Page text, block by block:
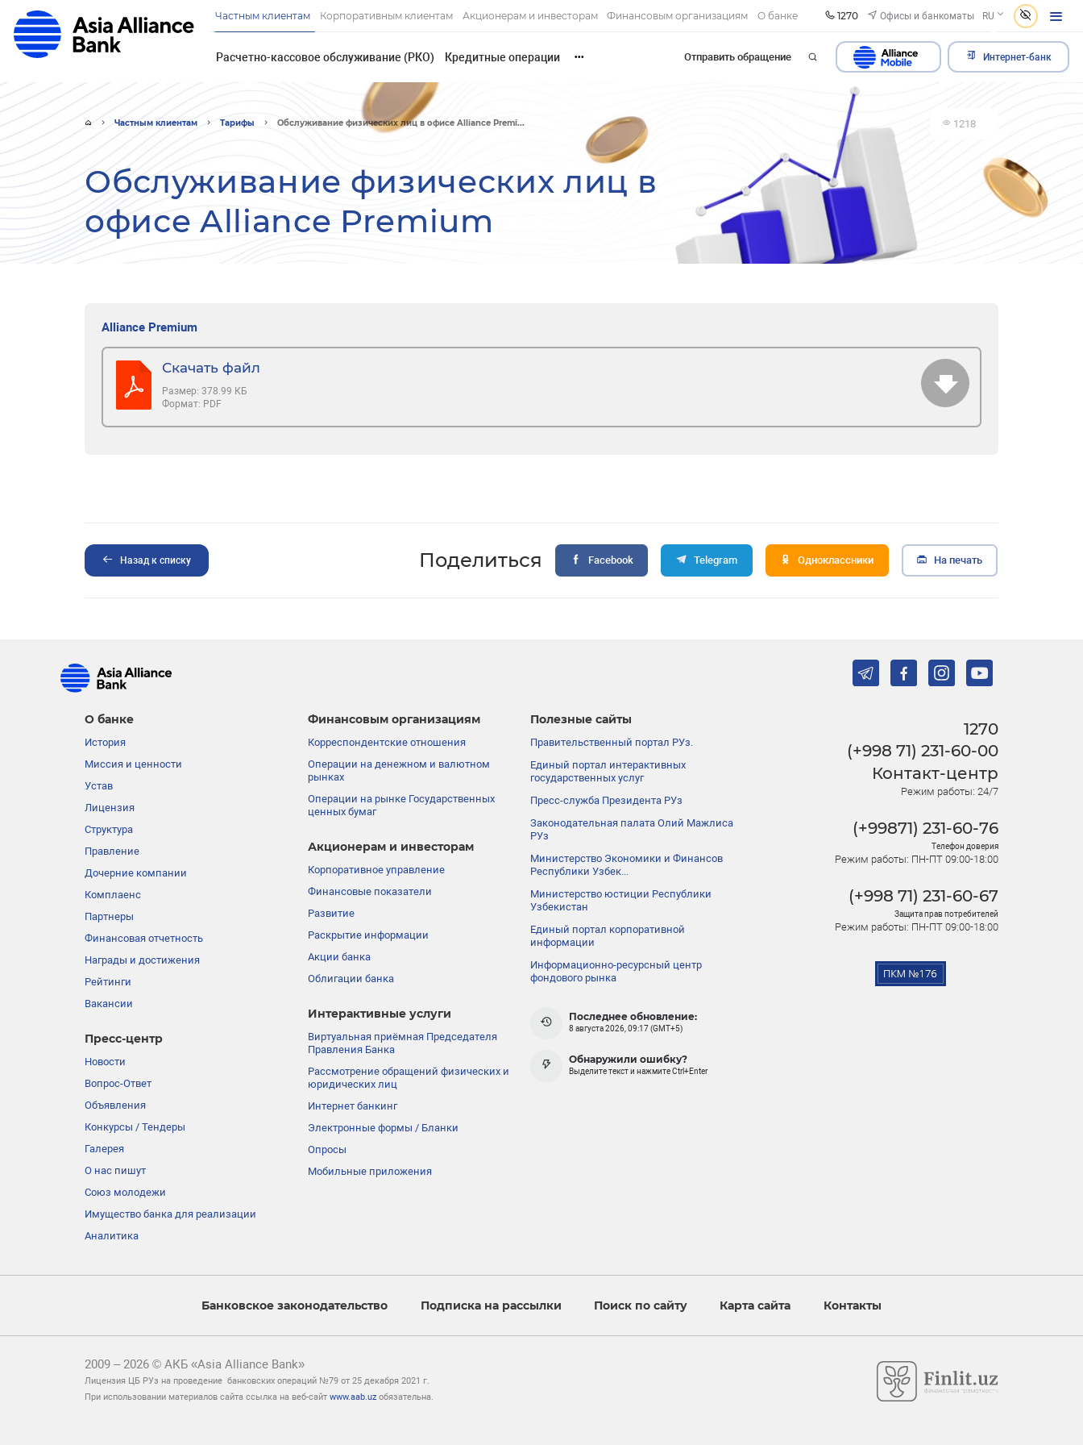
Частным клиентам Корпоративным клиентам Акционерам и инвесторам Финансовым организациям О банке 1270 Офисы и банкоматы RU
Расчетно-кассовое обслуживание (РКО) Кредитные операции ••• Отправить обращение Интернет-банк
Частным клиентам Тарифы Обслуживание физических лиц в офисе Alliance Premi... 1218
Обслуживание физических лиц в
офисе Alliance Premium
Alliance Premium
Скачать файл
Размер: 378.99 КБ
Формат: PDF
Назад к списку Поделиться Facebook Telegram Одноклассники На печать
О банке
История
Миссия и ценности
Устав
Лицензия
Структура
Правление
Дочерние компании
Комплаенс
Партнеры
Финансовая отчетность
Награды и достижения
Рейтинги
Вакансии
Пресс-центр
Новости
Вопрос-Ответ
Объявления
Конкурсы / Тендеры
Галерея
О нас пишут
Союз молодежи
Имущество банка для реализации
Аналитика
Финансовым организациям
Корреспондентские отношения
Операции на денежном и валютном
рынках
Операции на рынке Государственных
ценных бумаг
Акционерам и инвесторам
Корпоративное управление
Финансовые показатели
Развитие
Раскрытие информации
Акции банка
Облигации банка
Интерактивные услуги
Виртуальная приёмная Председателя
Правления Банка
Рассмотрение обращений физических и
юридических лиц
Интернет банкинг
Электронные формы / Бланки
Опросы
Мобильные приложения
Полезные сайты
Правительственный портал РУз.
Единый портал интерактивных
государственных услуг
Пресс-служба Президента РУз
Законодательная палата Олий Мажлиса
РУз
Министерство Экономики и Финансов
Республики Узбек...
Министерство юстиции Республики
Узбекистан
Единый портал корпоративной
информации
Информационно-ресурсный центр
фондового рынка
Последнее обновление:
8 августа 2026, 09:17 (GMT+5)
Обнаружили ошибку?
Выделите текст и нажмите Ctrl+Enter
1270
(+998 71) 231-60-00
Контакт-центр
Режим работы: 24/7
(+99871) 231-60-76
Телефон доверия
Режим работы: ПН-ПТ 09:00-18:00
(+998 71) 231-60-67
Защита прав потребителей
Режим работы: ПН-ПТ 09:00-18:00
Банковское законодательство Подписка на рассылки Поиск по сайту Карта сайта Контакты
2009 – 2026 © АКБ «Asia Alliance Bank»
Лицензия ЦБ РУз на проведение банковских операций №79 от 25 декабря 2021 г.
При использовании материалов сайта ссылка на веб-сайт www.aab.uz обязательна.